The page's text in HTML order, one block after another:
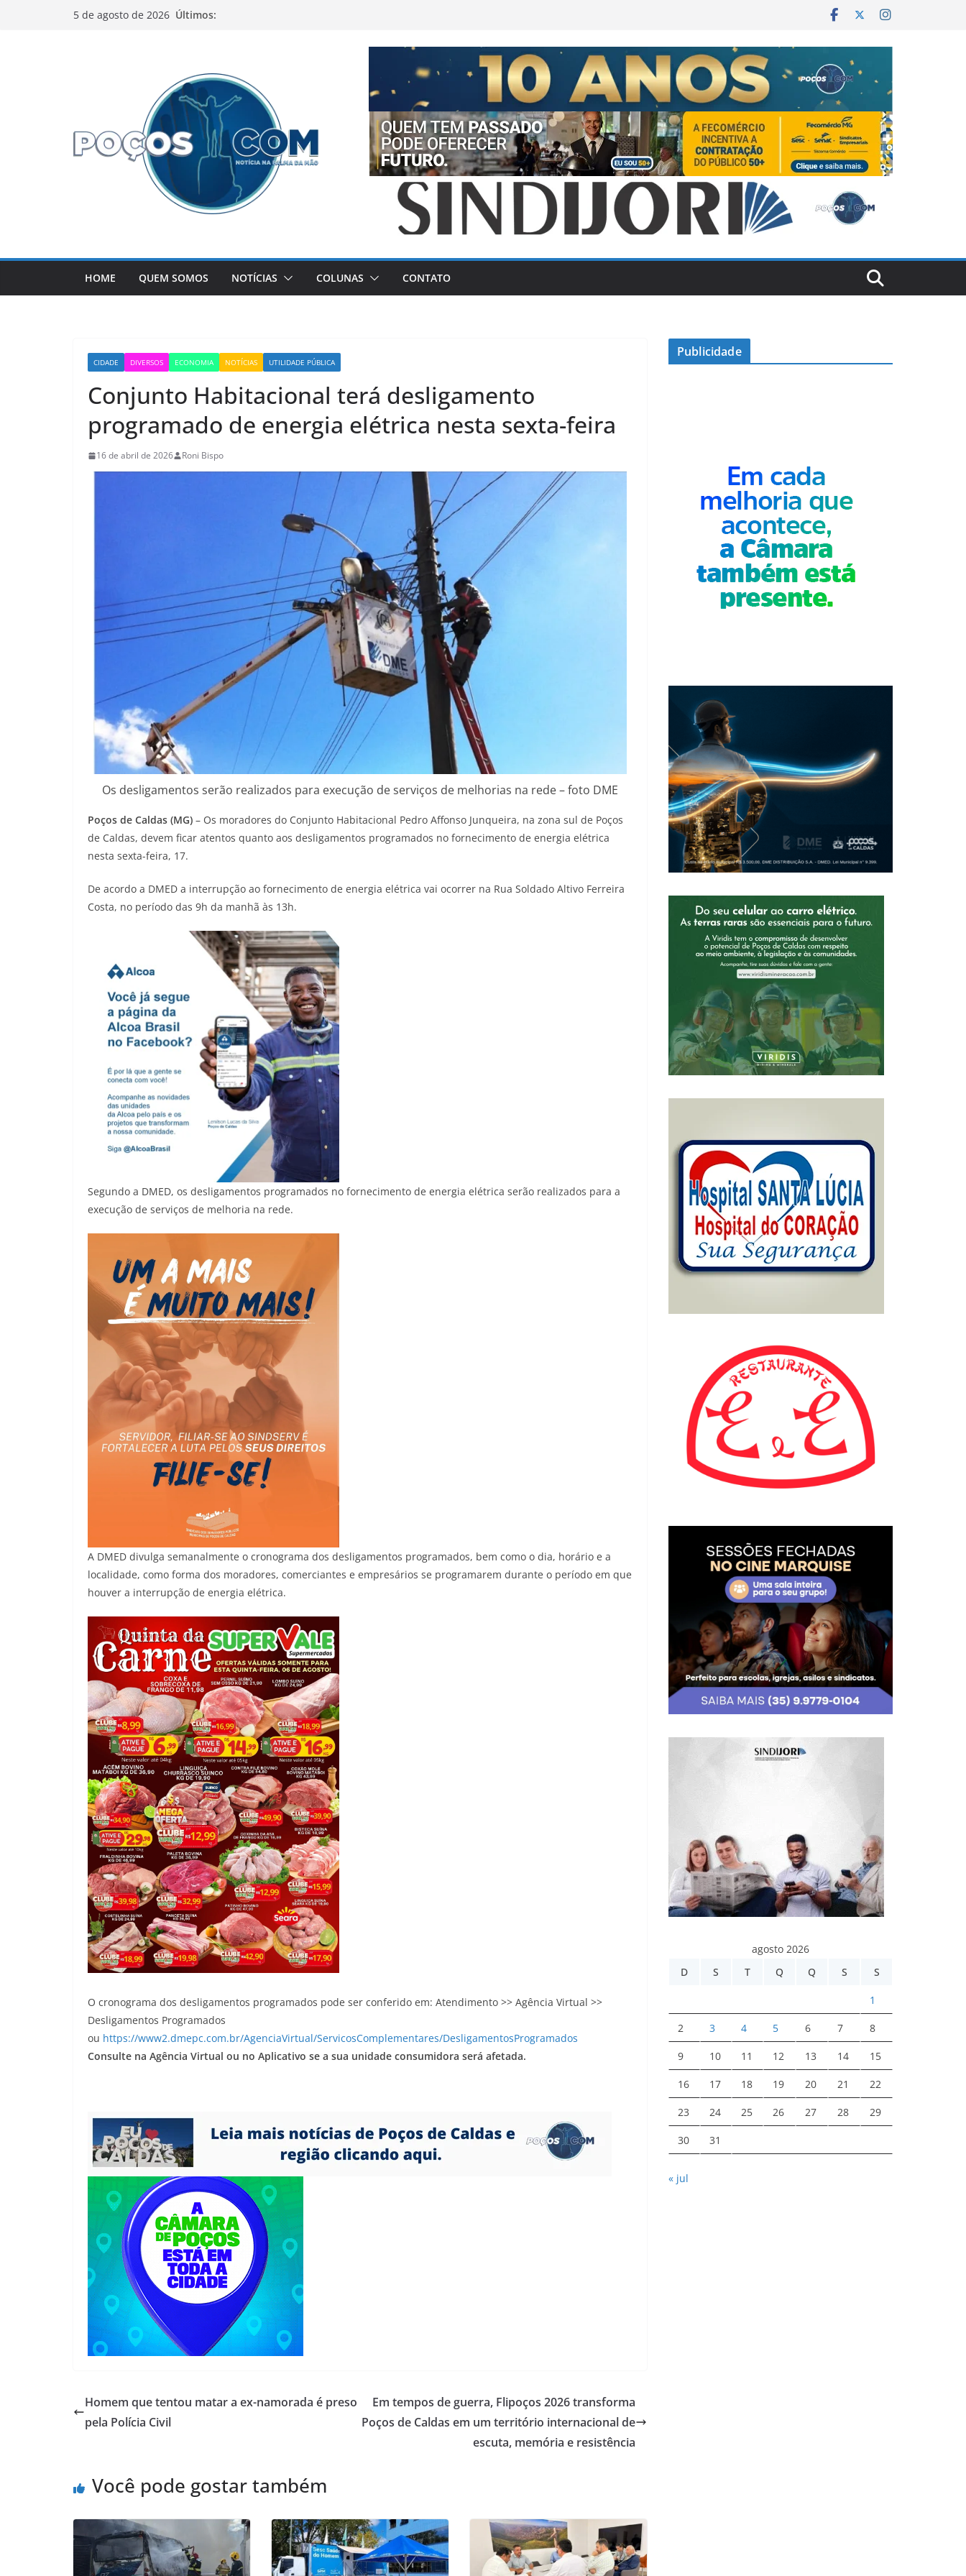
5 de agosto de 2026 Últimos:
HOME QUEM SOMOS NOTÍCIAS COLUNAS CONTATO
CIDADE DIVERSOS ECONOMIA NOTÍCIAS UTILIDADE PÚBLICA
Conjunto Habitacional terá desligamento
programado de energia elétrica nesta sexta-feira
16 de abril de 2026 Roni Bispo
Os desligamentos serão realizados para execução de serviços de melhorias na rede – foto DME
Poços de Caldas (MG) – Os moradores do Conjunto Habitacional Pedro Affonso Junqueira, na zona sul de Poços
de Caldas, devem ficar atentos quanto aos desligamentos programados no fornecimento de energia elétrica
nesta sexta-feira, 17.
De acordo a DMED a interrupção ao fornecimento de energia elétrica vai ocorrer na Rua Soldado Altivo Ferreira
Costa, no período das 9h da manhã às 13h.
Segundo a DMED, os desligamentos programados no fornecimento de energia elétrica serão realizados para a
execução de serviços de melhoria na rede.
A DMED divulga semanalmente o cronograma dos desligamentos programados, bem como o dia, horário e a
localidade, como forma dos moradores, comerciantes e empresários se programarem durante o período em que
houver a interrupção de energia elétrica.
O cronograma dos desligamentos programados pode ser conferido em: Atendimento >> Agência Virtual >>
Desligamentos Programados
ou https://www2.dmepc.com.br/AgenciaVirtual/ServicosComplementares/DesligamentosProgramados
Consulte na Agência Virtual ou no Aplicativo se a sua unidade consumidora será afetada.
Homem que tentou matar a ex-namorada é preso
pela Polícia Civil
Em tempos de guerra, Flipoços 2026 transforma
Poços de Caldas em um território internacional de
escuta, memória e resistência
Você pode gostar também
Publicidade
agosto 2026
D
S T Q Q S S
1
2 3 4 5 6 7 8
9 10 11 12 13 14 15
16 17 18 19 20 21 22
23 24 25 26 27 28 29
30 31
« jul